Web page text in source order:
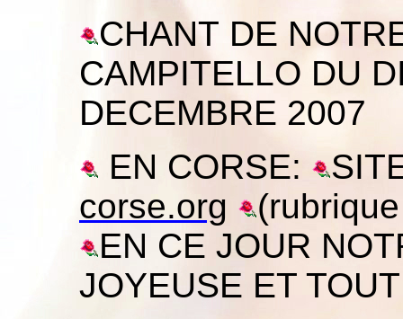
CHANT DE
CAMPITELLO DU
DECEMBRE 2007
EN CORSE:
corse.org
EN CE JOUR
JOYEUSE ET